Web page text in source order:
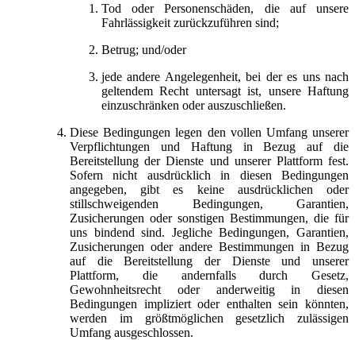
Tod oder Personenschäden, die auf unsere
Fahrlässigkeit zurückzuführen sind;
Betrug; und/oder
jede andere Angelegenheit, bei der es uns nach
geltendem Recht untersagt ist, unsere Haftung
einzuschränken oder auszuschließen.
Diese Bedingungen legen den vollen Umfang unserer
Verpflichtungen und Haftung in Bezug auf die
Bereitstellung der Dienste und unserer Plattform fest.
Sofern nicht ausdrücklich in diesen Bedingungen
angegeben, gibt es keine ausdrücklichen oder
stillschweigenden Bedingungen, Garantien,
Zusicherungen oder sonstigen Bestimmungen, die für
uns bindend sind. Jegliche Bedingungen, Garantien,
Zusicherungen oder andere Bestimmungen in Bezug
auf die Bereitstellung der Dienste und unserer
Plattform, die andernfalls durch Gesetz,
Gewohnheitsrecht oder anderweitig in diesen
Bedingungen impliziert oder enthalten sein könnten,
werden im größtmöglichen gesetzlich zulässigen
Umfang ausgeschlossen.